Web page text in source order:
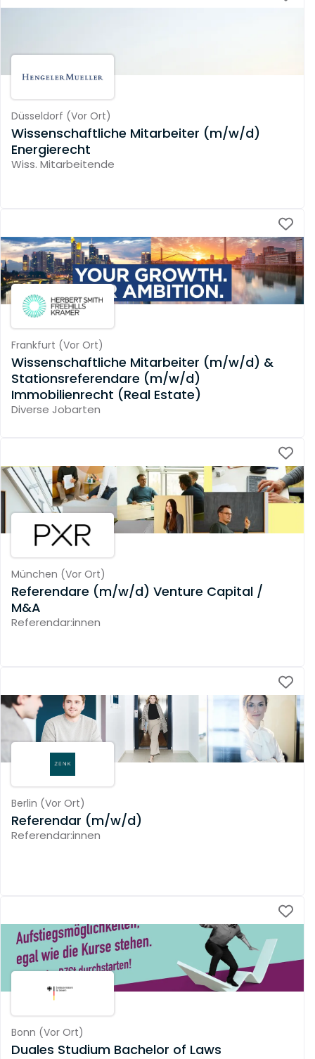
Düsseldorf (Vor Ort)
Wissenschaftliche Mitarbeiter (m/w/d)
Energierecht
Wiss. Mitarbeitende
Frankfurt (Vor Ort)
Wissenschaftliche Mitarbeiter (m/w/d) &
Stationsreferendare (m/w/d)
Immobilienrecht (Real Estate)
Diverse Jobarten
München (Vor Ort)
Referendare (m/w/d) Venture Capital /
M&A
Referendar:innen
Berlin (Vor Ort)
Referendar (m/w/d)
Referendar:innen
Bonn (Vor Ort)
Duales Studium Bachelor of Laws